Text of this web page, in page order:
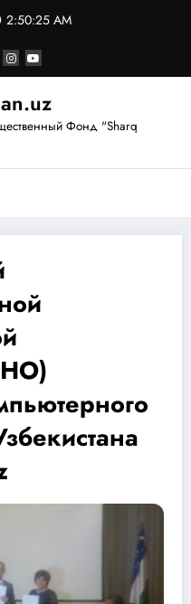
2:50:26 AM
Фонд "Sharq